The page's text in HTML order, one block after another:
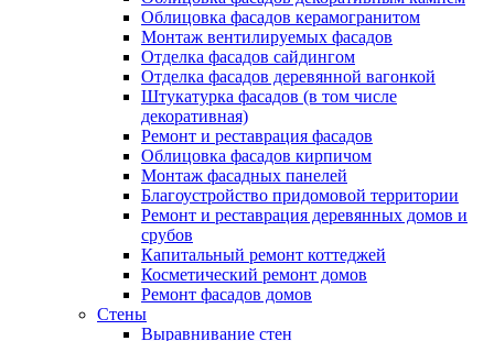
Облицовка фасадов керамогранитом
Монтаж вентилируемых фасадов
Отделка фасадов сайдингом
Отделка фасадов деревянной вагонкой
Штукатурка фасадов (в том числе
декоративная)
Ремонт и реставрация фасадов
Облицовка фасадов кирпичом
Монтаж фасадных панелей
Благоустройство придомовой территории
Ремонт и реставрация деревянных домов и
срубов
Капитальный ремонт коттеджей
Косметический ремонт домов
Ремонт фасадов домов
Стены
Выравнивание стен